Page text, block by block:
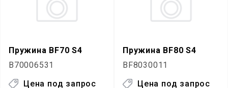
Пружина BF70 S4
B70006531
Цена под запрос
Пружина BF80 S4
BF8030011
Цена под запрос